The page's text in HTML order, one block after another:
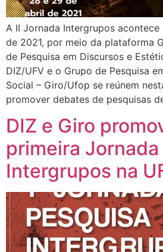
A II Jornada Intergrupos
de 2021, por meio da plataforma
de Pesquisa em Discursos e
DIZ/UFV e o Grupo de Pesquisa
Social – Giro/Ufop se reúnem
promover debates de pesquisas
DIZ e Giro
primeira Jornada
Intergrupos na